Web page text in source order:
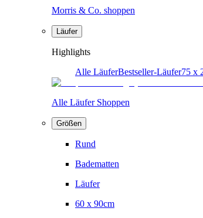
Morris & Co. shoppen
Läufer
Highlights
Alle LäuferBestseller-Läufer75 x
Alle Läufer Shoppen
Größen
Rund
Badematten
Läufer
60 x 90cm